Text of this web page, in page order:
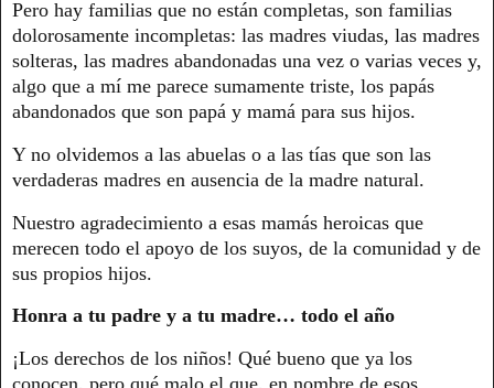
Pero hay familias que no están completas, son familias
dolorosamente incompletas: las madres viudas, las madres
solteras, las madres abandonadas una vez o varias veces y,
algo que a mí me parece sumamente triste, los papás
abandonados que son papá y mamá para sus hijos.
Y no olvidemos a las abuelas o a las tías que son las
verdaderas madres en ausencia de la madre natural.
Nuestro agradecimiento a esas mamás heroicas que
merecen todo el apoyo de los suyos, de la comunidad y de
sus propios hijos.
Honra a tu padre y a tu madre… todo el año
¡Los derechos de los niños! Qué bueno que ya los